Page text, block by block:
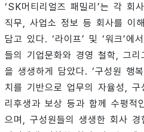
‘SK머티리얼즈 패밀리’는 각 회
직무, 사업소 정보 등 회사를 이
담고 있다. ‘라이프’ 및 ‘워크’에
들의 기업문화와 경영 철학, 그
을 생생하게 담았다. ‘구성원 행
치를 기반으로 업무의 자율성,
리후생과 보상 등과 함께 수평적
으며, 구성원들의 생생한 회사